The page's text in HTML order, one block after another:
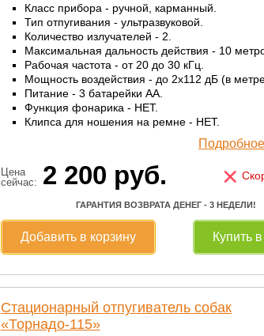
Класс прибора - ручной, карманный.
Тип отпугивания - ультразвуковой.
Количество излучателей - 2.
Максимальная дальность действия - 10
Рабочая частота - от 20 до 30 кГц.
Мощность воздействия - до 2x112 дБ (в
Питание - 3 батарейки АА.
Функция фонарика - НЕТ.
Клипса для ношения на ремне - НЕТ.
Цена
сейчас: 2 200 руб. ×
ГАРАНТИЯ ВОЗВРАТА ДЕНЕГ - 3 НЕДЕЛИ!
Добавить в корзину Купить
Стационарный отпугиватель собак
«Торнадо-115»